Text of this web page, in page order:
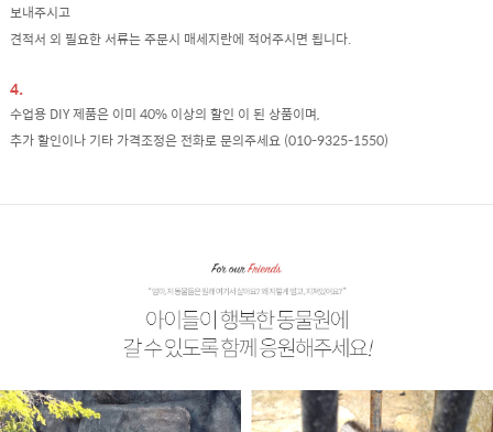
보내주시고
견적서 외 필요한 서류는 주문시 매세지란에 적어주시면 됩니다.
4.
수업용 DIY 제품은 이미 40% 이상의 할인 이 된 상품이며,
추가 할인이나 기타 가격조정은 전화로 문의주세요 (010-9325-1550)